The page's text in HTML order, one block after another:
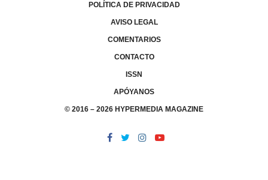
POLÍTICA DE PRIVACIDAD
AVISO LEGAL
COMENTARIOS
CONTACTO
ISSN
APÓYANOS
© 2016 – 2026 HYPERMEDIA MAGAZINE